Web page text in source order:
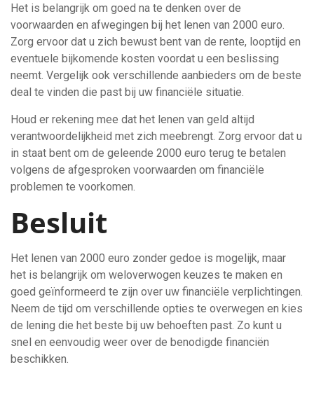
Het is belangrijk om goed na te denken over de
voorwaarden en afwegingen bij het lenen van 2000 euro.
Zorg ervoor dat u zich bewust bent van de rente, looptijd en
eventuele bijkomende kosten voordat u een beslissing
neemt. Vergelijk ook verschillende aanbieders om de beste
deal te vinden die past bij uw financiële situatie.
Houd er rekening mee dat het lenen van geld altijd
verantwoordelijkheid met zich meebrengt. Zorg ervoor dat u
in staat bent om de geleende 2000 euro terug te betalen
volgens de afgesproken voorwaarden om financiële
problemen te voorkomen.
Besluit
Het lenen van 2000 euro zonder gedoe is mogelijk, maar
het is belangrijk om weloverwogen keuzes te maken en
goed geïnformeerd te zijn over uw financiële verplichtingen.
Neem de tijd om verschillende opties te overwegen en kies
de lening die het beste bij uw behoeften past. Zo kunt u
snel en eenvoudig weer over de benodigde financiën
beschikken.